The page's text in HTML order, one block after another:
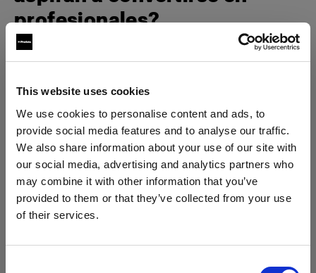
This website uses cookies
We use cookies to personalise content and ads, to
provide social media features and to analyse our traffic.
We also share information about your use of our site with
our social media, advertising and analytics partners who
may combine it with other information that you’ve
provided to them or that they’ve collected from your use
of their services.
¿Quieres actualizar tu ubicación?
profesionales?
En primer lugar, decide qué es importante
consciente del mundo, leer mucho y estar atento a lo
conversación con alguien y, para ello, debe ser
interesante. Y para que sea interesante, debe ser
innovadora, romper con ciertas convenciones.
Muestra una nueva perspectiva, una verdad que no
conozco o comprendo totalmente. Pero quizá lo más
importante es encontrar algo tan bello que no